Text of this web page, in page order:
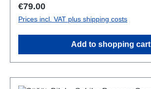
Regular price:
€79.00
Prices incl. VAT plus shipping costs
Add to shopping cart